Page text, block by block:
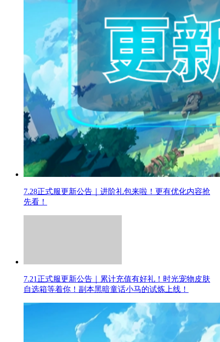
7.28正式服更新公告｜进阶礼包来啦！更有优化内容抢
先看！
7.21正式服更新公告｜累计充值有好礼！时光宠物皮肤
自选箱等着你！副本黑暗童话小马的试炼上线！